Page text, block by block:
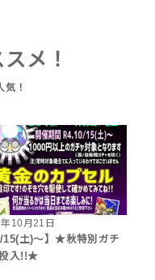
メ！
10月21日
15(土)～】★秋特別ガチ
投入!!★